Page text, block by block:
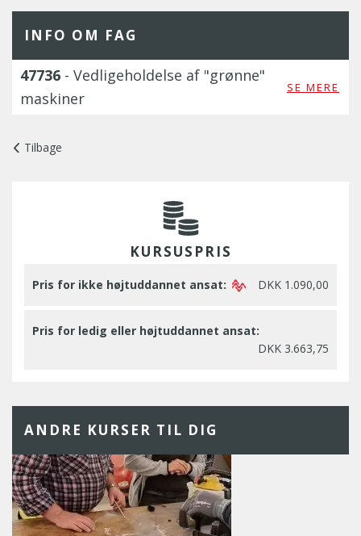
INFO OM FAG
47736 - Vedligeholdelse af "grønne"
maskiner
SE MERE
Tilbage
KURSUSPRIS
Pris for ikke højtuddannet ansat: DKK 1.090,00
Pris for ledig eller højtuddannet ansat:
DKK 3.663,75
ANDRE KURSER TIL DIG